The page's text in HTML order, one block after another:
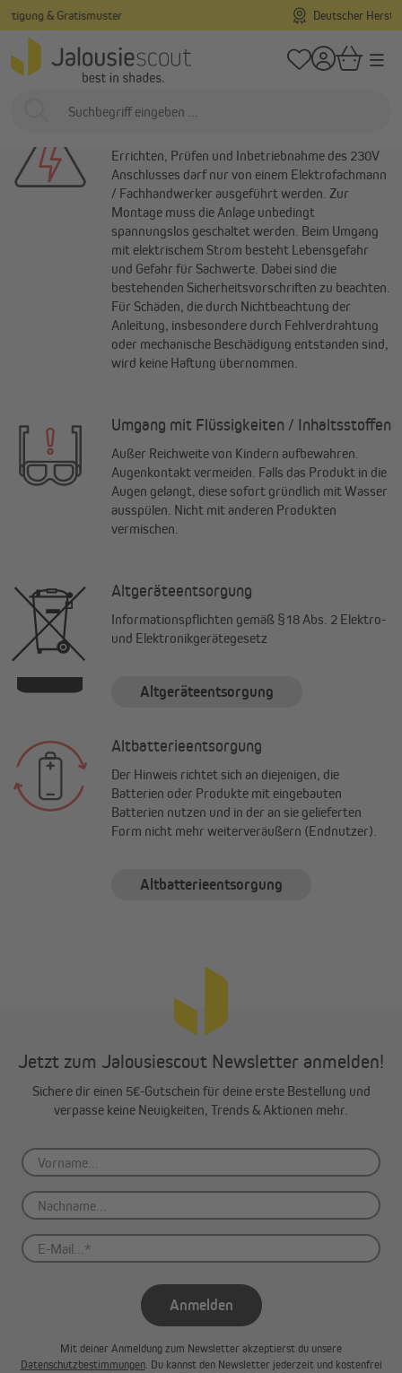
springen
Deutscher Hersteller – seit 1878
Startseite
Sicherheitshinweise
Errichten, Prüfen und Inbetriebnahme des 230V
Anschlusses darf nur von einem Elektrofachmann
/ Fachhandwerker ausgeführt werden. Zur
Montage muss die Anlage unbedingt
spannungslos geschaltet werden. Beim Umgang
mit elektrischem Strom besteht Lebensgefahr
und Gefahr für Sachwerte. Dabei sind die
bestehenden Sicherheitsvorschriften zu beachten.
Für Schäden, die durch Nichtbeachtung der
Anleitung, insbesondere durch Fehlverdrahtung
oder mechanische Beschädigung entstanden sind,
wird keine Haftung übernommen.
Umgang mit Flüssigkeiten / Inhaltsstoffen
Außer Reichweite von Kindern aufbewahren.
Augenkontakt vermeiden. Falls das Produkt in die
Augen gelangt, diese sofort gründlich mit Wasser
ausspülen. Nicht mit anderen Produkten
vermischen.
Altgeräteentsorgung
Informationspflichten gemäß §18 Abs. 2 Elektro-
und Elektronikgerätegesetz
Altgeräteentsorgung
Altbatterieentsorgung
Der Hinweis richtet sich an diejenigen, die
Batterien oder Produkte mit eingebauten
Batterien nutzen und in der an sie gelieferten
Form nicht mehr weiterveräußern (Endnutzer).
Altbatterieentsorgung
Jetzt zum Jalousiescout Newsletter anmelden!
Sichere dir einen 5€-Gutschein für deine erste Bestellung und
verpasse keine Neuigkeiten, Trends & Aktionen mehr.
Anmelden
Mit deiner Anmeldung zum Newsletter akzeptierst du unsere
Datenschutzbestimmungen. Du kannst den Newsletter jederzeit und kostenfrei